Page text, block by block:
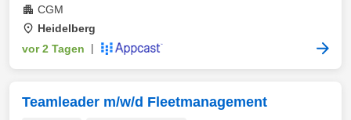
CGM
Heidelberg
vor 2 Tagen
Teamleader m/w/d Fleetmanagement